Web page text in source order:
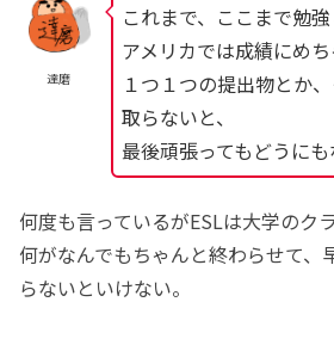
達磨
これまで、ここまで勉強
アメリカでは成績にめち
１つ１つの提出物とか
取らないと、
最後頑張ってもどうにも
何度も言っているがESLは大学のク
何がなんでもちゃんと終わらせて、
らないといけない。